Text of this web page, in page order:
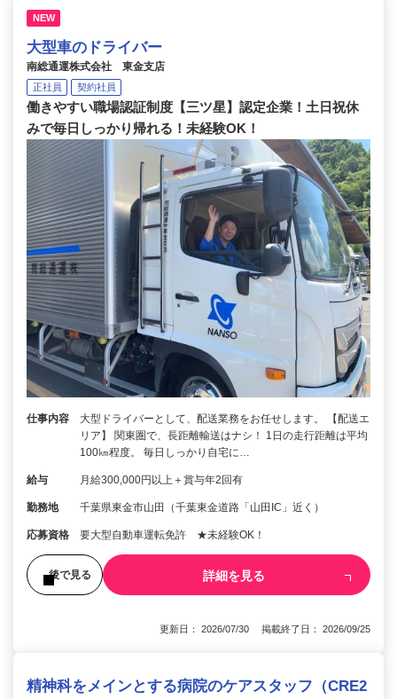
NEW
大型車のドライバー
南総通運株式会社 東金支店
正社員 契約社員
働きやすい職場認証制度【三ツ星】認定企業！土日祝休
みで毎日しっかり帰れる！未経験OK！
仕事内容
大型ドライバーとして、配送業務をお任せします。 【配送エ
リア】 関東圏で、長距離輸送はナシ！ 1日の走行距離は平均
100㎞程度。 毎日しっかり自宅に…
給与 月給300,000円以上＋賞与年2回有
勤務地 千葉県東金市山田（千葉東金道路「山田IC」近く）
応募資格 要大型自動車運転免許 ★未経験OK！
後で見る 詳細を見る
更新日： 2026/07/30 掲載終了日： 2026/09/25
精神科をメインとする病院のケアスタッフ（CRE2